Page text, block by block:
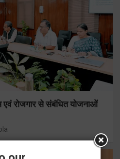
रोजगार से संबंधित योजनाओं